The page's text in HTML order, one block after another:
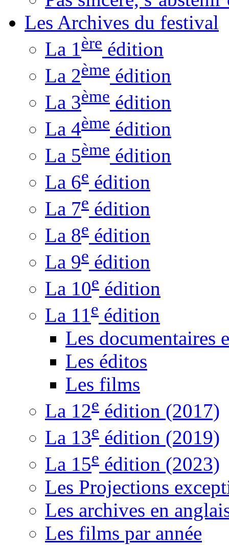
Les Archives du festival
La 1ère édition
La 2ème édition
La 3ème édition
La 4ème édition
La 5ème édition
La 6e édition
La 7e édition
La 8e édition
La 9e édition
La 10e édition
La 11e édition
Les documentaires
Les éditos
Les films
La 12e édition (2017)
La 13e édition (2019)
La 15e édition (2023)
Les Projections
Les archives en
Les films par année